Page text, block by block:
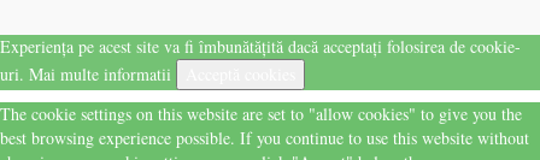
Experiența pe acest site va fi îmbunătățită dacă acceptați folosirea de cookie-
uri. Mai multe informatii
The cookie settings on this website are set to "allow cookies" to give you the
best browsing experience possible. If you continue to use this website without